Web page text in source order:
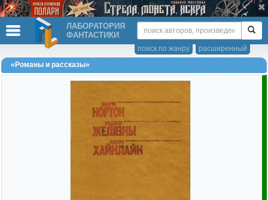
ЛАБОРАТОРИЯ
ФАНТАСТИКИ
расширенный
поиск по жанру
«Романы и рассказы»